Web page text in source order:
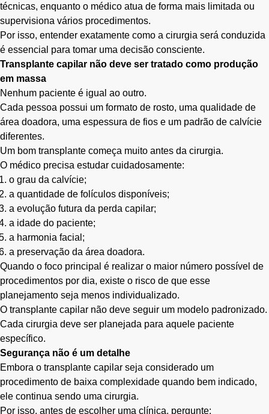
técnicas, enquanto o médico atua de forma mais limitada ou
supervisiona vários procedimentos.
Por isso, entender exatamente como a cirurgia será conduzida
é essencial para tomar uma decisão consciente.
Transplante capilar não deve ser tratado como produção
em massa
Nenhum paciente é igual ao outro.
Cada pessoa possui um formato de rosto, uma qualidade de
área doadora, uma espessura de fios e um padrão de calvície
diferentes.
Um bom transplante começa muito antes da cirurgia.
O médico precisa estudar cuidadosamente:
o grau da calvície;
a quantidade de folículos disponíveis;
a evolução futura da perda capilar;
a idade do paciente;
a harmonia facial;
a preservação da área doadora.
Quando o foco principal é realizar o maior número possível de
procedimentos por dia, existe o risco de que esse
planejamento seja menos individualizado.
O transplante capilar não deve seguir um modelo padronizado.
Cada cirurgia deve ser planejada para aquele paciente
específico.
Segurança não é um detalhe
Embora o transplante capilar seja considerado um
procedimento de baixa complexidade quando bem indicado,
ele continua sendo uma cirurgia.
Por isso, antes de escolher uma clínica, pergunte: